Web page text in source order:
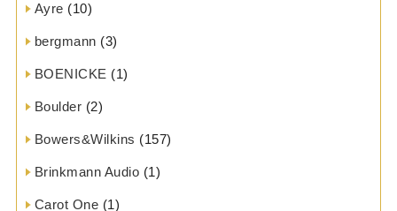
Ayre (10)
bergmann (3)
BOENICKE (1)
Boulder (2)
Bowers&Wilkins (157)
Brinkmann Audio (1)
Carot One (1)